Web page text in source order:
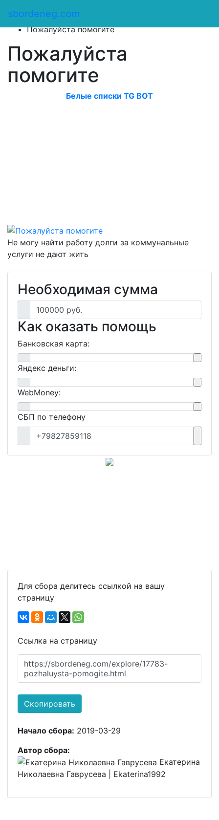
sbordeneg.com
Оказать помощь
Пожалуйста помогите
Пожалуйста
помогите
Белые списки TG BOT
Не могу найти работу долги за коммунальные
услуги не дают жить
Необходимая сумма
100000 руб.
Как оказать помощь
Банковская карта:
Яндекс деньги:
WebMoney:
СБП по телефону
+79827859118
Для сбора делитесь ссылкой на вашу
страницу
Ссылка на страницу
https://sbordeneg.com/explore/17783-
pozhaluysta-pomogite.html
Скопировать
Начало сбора: 2019-03-29
Автор сбора:
Екатерина
Николаевна Гаврусева | Ekaterina1992